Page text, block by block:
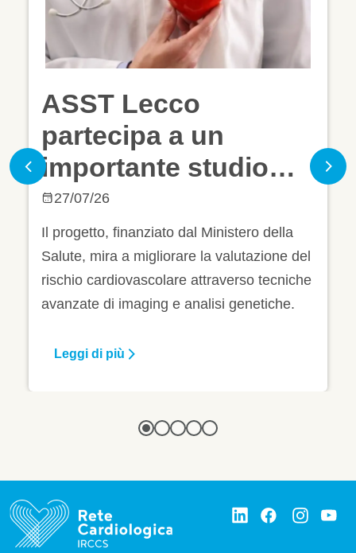
ASST Lecco
partecipa a un
importante studio
nazionale per la
prevenzione di infarti
e ictus
27/07/26
Il progetto, finanziato dal Ministero della
Salute, mira a migliorare la valutazione del
rischio cardiovascolare attraverso tecniche
avanzate di imaging e analisi genetiche.
Leggi di più
Previous Next